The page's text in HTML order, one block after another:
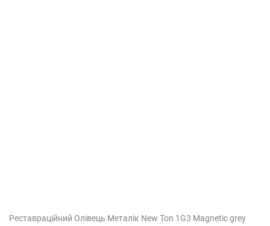
Реставраційний Олівець Металік New Ton 1G3 Magnetic grey